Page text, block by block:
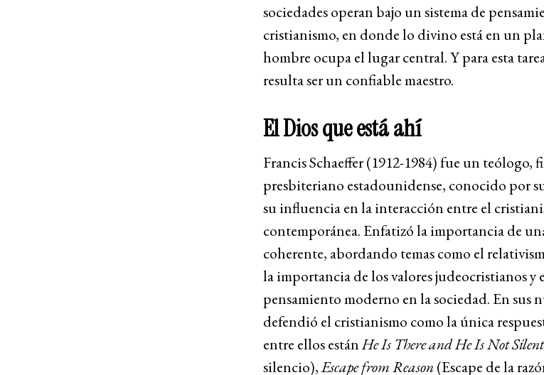
sociedades operan bajo un sistema de
cristianismo, en donde lo divino está en un
hombre ocupa el lugar central. Y para esta
resulta ser un confiable maestro.
El Dios que está ahí
Francis Schaeffer (1912-1984) fue un teólogo,
presbiteriano estadounidense, conocido por
su influencia en la interacción entre el
contemporánea. Enfatizó la importancia de
coherente, abordando temas como el
la importancia de los valores judeocristianos y
pensamiento moderno en la sociedad. En sus
defendió el cristianismo como la única
entre ellos estánHe Is There and He Is Not Silent
silencio),Escape from Reason(Escape de la